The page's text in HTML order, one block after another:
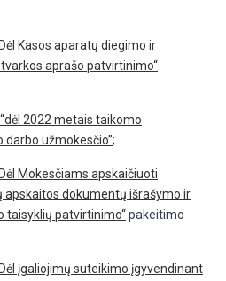
Kasos aparatų diegimo ir
aprašo patvirtinimo“
“dėl 2022 metais taikomo
darbo užmokesčio”;
Mokesčiams apskaičiuoti
apskaitos dokumentų išrašymo ir
taisyklių patvirtinimo“pakeitimo
įgaliojimų suteikimo įgyvendinant